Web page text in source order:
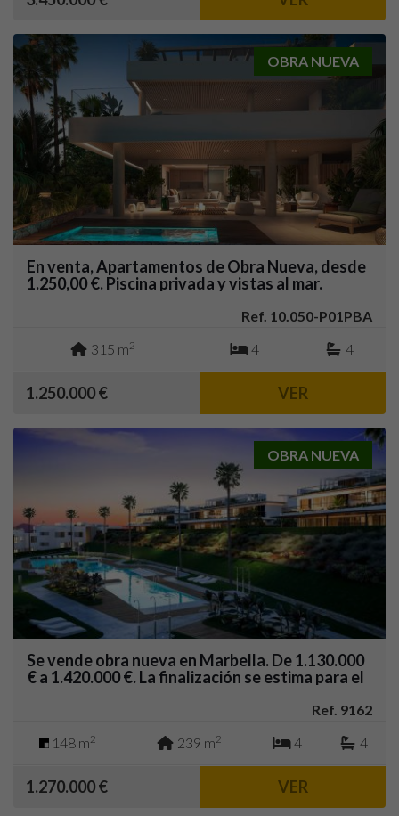
OBRA NUEVA
En venta, Apartamentos de Obra Nueva, desde
1.250,00 €. Piscina privada y vistas al mar.
Ref. 10.050-P01PBA
315 m2 4 4
1.250.000 € VER
OBRA NUEVA
Se vende obra nueva en Marbella. De 1.130.000
€ a 1.420.000 €. La finalización se estima para el
Ref. 9162
148 m2 239 m2 4 4
1.270.000 € VER